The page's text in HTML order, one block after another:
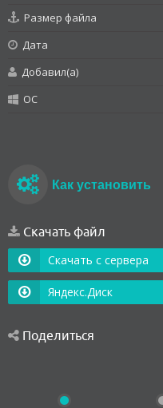
Размер файла
Дата
Добавил(а)
OC
Как установить
Скачать файл
Скачать с сервера
Яндекс.Диск
Поделиться